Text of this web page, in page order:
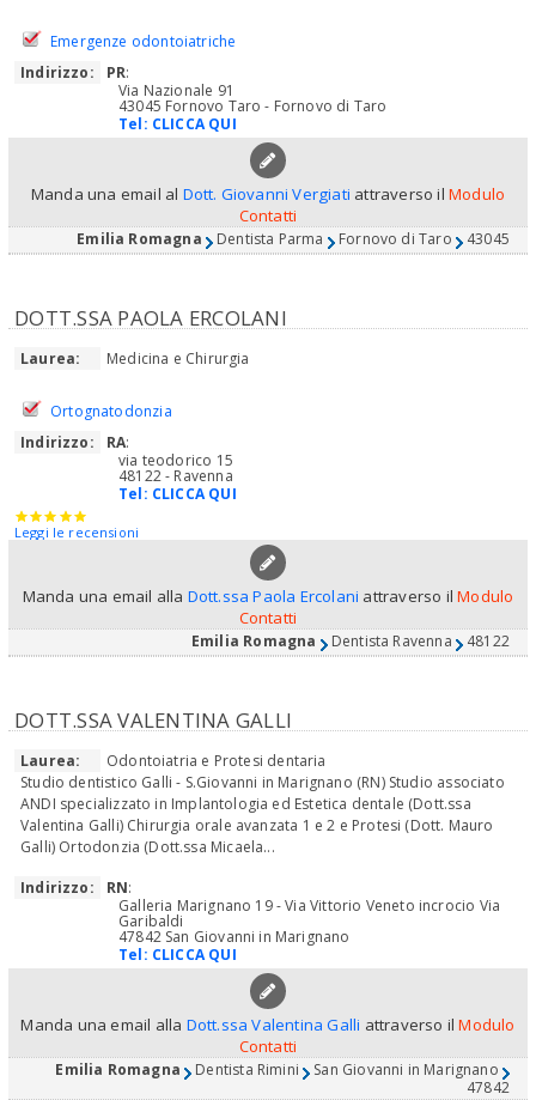
Emergenze odontoiatriche
Indirizzo:
PR:
Via Nazionale 91
43045 Fornovo Taro - Fornovo di Taro
Tel: CLICCA QUI
Manda una email al Dott. Giovanni Vergiati attraverso ilModulo
Contatti
Emilia Romagna Dentista Parma Fornovo di Taro 43045
DOTT.SSA PAOLA ERCOLANI
Laurea: Medicina e Chirurgia
Ortognatodonzia
Indirizzo:
RA:
via teodorico 15
48122 - Ravenna
Tel: CLICCA QUI
Leggi le recensioni
Manda una email alla Dott.ssa Paola Ercolani attraverso ilModulo
Contatti
Emilia Romagna Dentista Ravenna 48122
DOTT.SSA VALENTINA GALLI
Laurea:
Odontoiatria e Protesi dentaria
Studio dentistico Galli - S.Giovanni in Marignano (RN) Studio associato
ANDI specializzato in Implantologia ed Estetica dentale (Dott.ssa
Valentina Galli) Chirurgia orale avanzata 1 e 2 e Protesi (Dott. Mauro
Galli) Ortodonzia (Dott.ssa Micaela...
Indirizzo:
RN:
Galleria Marignano 19 - Via Vittorio Veneto incrocio Via
Garibaldi
47842 San Giovanni in Marignano
Tel: CLICCA QUI
Manda una email alla Dott.ssa Valentina Galli attraverso ilModulo
Contatti
Emilia Romagna Dentista Rimini San Giovanni in Marignano
47842